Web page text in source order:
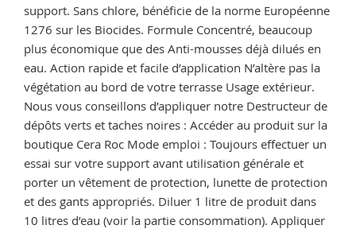
support. Sans chlore, bénéficie de la norme Européenne
1276 sur les Biocides. Formule Concentré, beaucoup
plus économique que des Anti-mousses déjà dilués en
eau. Action rapide et facile d’application N’altère pas la
végétation au bord de votre terrasse Usage extérieur.
Nous vous conseillons d’appliquer notre Destructeur de
dépôts verts et taches noires : Accéder au produit sur la
boutique Cera Roc Mode emploi : Toujours effectuer un
essai sur votre support avant utilisation générale et
porter un vêtement de protection, lunette de protection
et des gants appropriés. Diluer 1 litre de produit dans
10 litres d’eau (voir la partie consommation). Appliquer